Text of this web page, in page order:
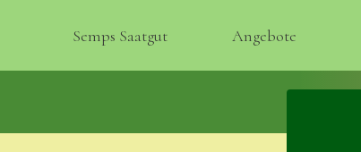
Semps Saatgut Angebote